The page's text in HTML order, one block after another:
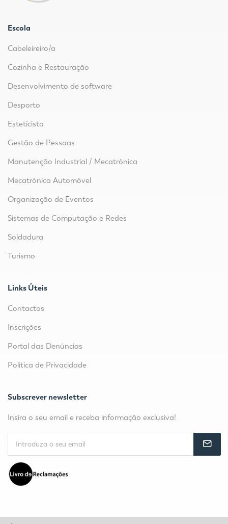
Escola
Cabeleireiro/a
Cozinha e Restauração
Desenvolvimento de software
Desporto
Esteticista
Gestão de Pessoas
Manutenção Industrial / Mecatrónica
Mecatrónica Automóvel
Organização de Eventos
Sistemas de Computação e Redes
Soldadura
Turismo
Links Úteis
Contactos
Inscrições
Portal das Denúncias
Política de Privacidade
Subscrever newsletter
Insira o seu email e receba informação exclusiva!